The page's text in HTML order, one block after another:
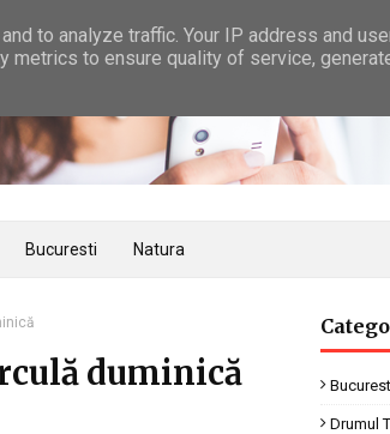
Bucuresti Natura
duminică
Drumul
to analyze traffic. Your IP address and
metrics to ensure quality of service,